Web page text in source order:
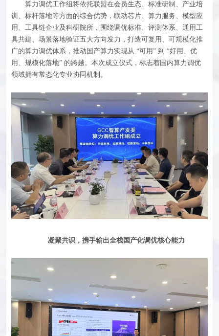
算力调优工作组将依托联盟在会员生态、标准研制、产业培
训、标杆落地等方面的综合优势，联动芯片、算力服务、模型应
用、工具链企业及科研院所，围绕调优标准、评测体系、通用工
具共建、场景落地验证五大方向发力，打造可复用、可规模化推
广的算力调优体系，推动国产算力实现从 “可用” 到 “好用、优
用、规模化落地” 的跨越。本次成立仪式，标志着国内算力调优
领域拥有常态化专业协同机制。
凝聚共识，携手输出全栈国产化调优核心能力